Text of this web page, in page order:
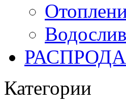
Категории